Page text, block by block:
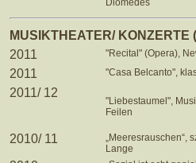
Diomedes
MUSIKTHEATER/ KONZERTE
2011
"Recital" (Opera),
2011 "Casa Belcanto",
2011/ 12
"Liebestaumel",
Feilen
2010/ 11
„Meeresrauschen“,
Lange